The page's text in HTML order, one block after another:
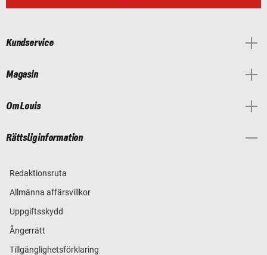
Kundservice
Magasin
Om Louis
Rättslig information
Redaktionsruta
Allmänna affärsvillkor
Uppgiftsskydd
Ångerrätt
Tillgänglighetsförklaring